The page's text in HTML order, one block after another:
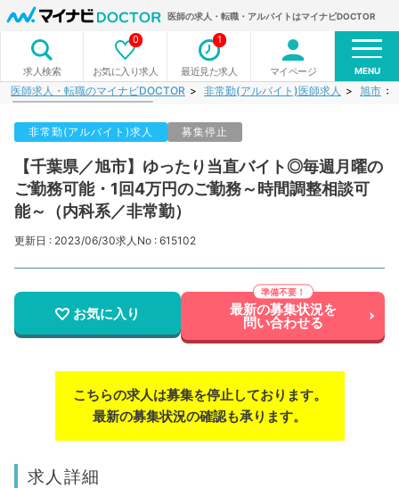
医師の求人・転職・アルバイトはマイナビDOCTOR
求人検索 お気に入り求人
0
最近見た求人
1
マイページ MENU
医師求人・転職のマイナビDOCTOR 非常勤(アルバイト)医師求人 旭市
非常勤(アルバイト)求人 募集停止
【千葉県／旭市】ゆったり当直バイト◎毎週月曜の
ご勤務可能・1回4万円のご勤務～時間調整相談可
能～（内科系／非常勤）
更新日 : 2023/06/30求人No : 615102
お気に入り 最新の募集状況を
問い合わせる
こちらの求人は募集を停止しております。
最新の募集状況の確認も承ります。
求人詳細